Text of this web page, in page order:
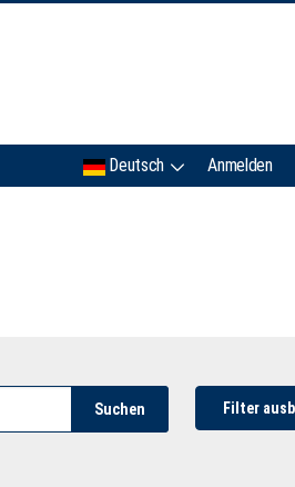
Deutsch Anmelden
Suchen Filter